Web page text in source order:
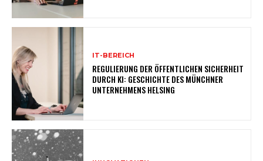
IT-BEREICH
REGULIERUNG DER ÖFFENTLICHEN SICHERHEIT
DURCH KI: GESCHICHTE DES MÜNCHNER
UNTERNEHMENS HELSING